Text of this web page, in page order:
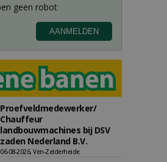
Proefveldmedewerker/
Chauffeur
landbouwmachines bij DSV
zaden Nederland B.V.
06-08-2026, Ven-Zelderheide